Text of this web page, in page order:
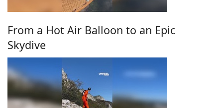
From a Hot Air Balloon to an Epic
Skydive